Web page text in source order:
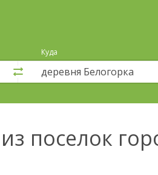
Куда
из поселок